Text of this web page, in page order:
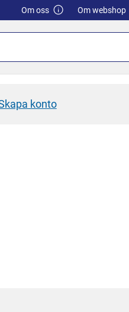
Om oss Om webshop
konto